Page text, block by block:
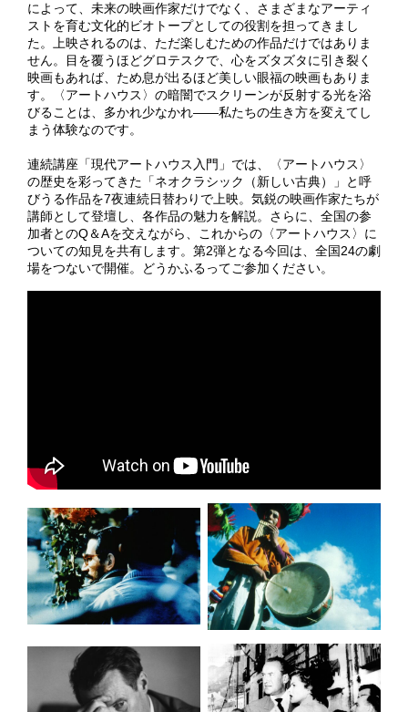
によって、未来の映画作家だけでなく、さまざまなアーティ
ストを育む文化的ビオトープとしての役割を担ってきまし
た。上映されるのは、ただ楽しむための作品だけではありま
せん。目を覆うほどグロテスクで、心をズタズタに引き裂く
映画もあれば、ため息が出るほど美しい眼福の映画もありま
す。〈アートハウス〉の暗闇でスクリーンが反射する光を浴
びることは、多かれ少なかれ——私たちの生き方を変えてし
まう体験なのです。
連続講座「現代アートハウス入門」では、〈アートハウス〉
の歴史を彩ってきた「ネオクラシック（新しい古典）」と呼
びうる作品を7夜連続日替わりで上映。気鋭の映画作家たちが
講師として登壇し、各作品の魅力を解説。さらに、全国の参
加者とのQ＆Aを交えながら、これからの〈アートハウス〉に
ついての知見を共有します。第2弾となる今回は、全国24の劇
場をつないで開催。どうかふるってご参加ください。